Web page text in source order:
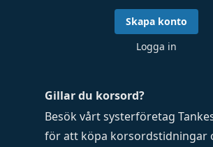
Gillar du korsord?
Besök vårt systerföretag
för att köpa korsordstidningar
Skapa konto
Logga in